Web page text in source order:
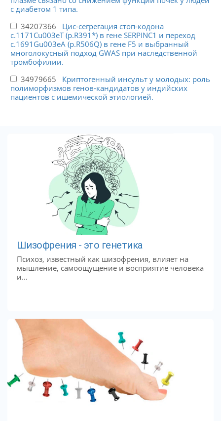
с диабетом 1 типа.
34207366 Цис-сегрегация стоп-кодона
c.1171Cu003eT (p.R391*) в гене SERPINC1 и переход
c.1691Gu003eA (p.R506Q) в гене F5 и выбранный
многолокусный подход GWAS при наследственной
тромбофилии.
34979665 Криптогенный инсульт у молодых: роль
полиморфизмов генов-кандидатов у индийских
пациентов с ишемической этиологией.
Шизофрения - это генетика
Психоз, известный как шизофрения, влияет на
мышление, самоощущение и восприятие человека
и...